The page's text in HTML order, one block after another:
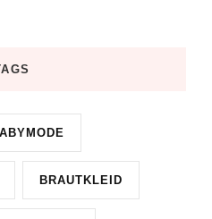
BRAUTKLEID